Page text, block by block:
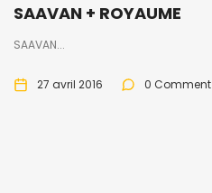
SAAVAN + ROYAUME
SAAVAN...
27 avril 2016 0 Comment